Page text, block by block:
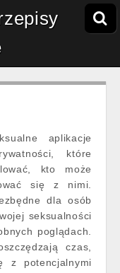
aplikacje
które
kto może
się z nimi.
dla osób
seksualności
poglądach.
czas,
z potencjalnymi